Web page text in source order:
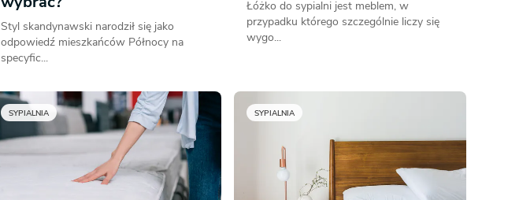
Styl skandynawski narodził się jako
odpowiedź mieszkańców Północy na
specyfic...
Łóżko do sypialni jest meblem, w
przypadku którego szczególnie liczy się
wygo...
SYPIALNIA SYPIALNIA